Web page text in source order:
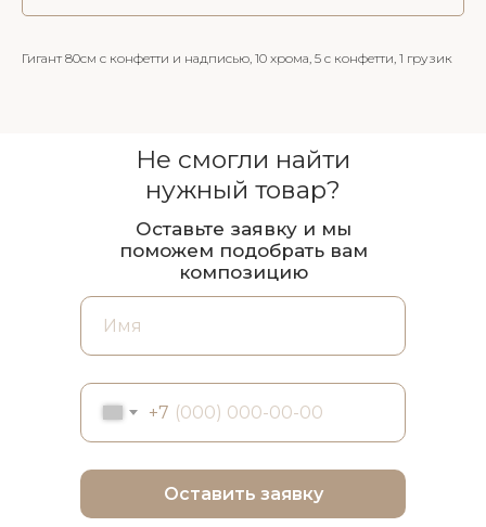
Гигант 80см с конфетти и надписью, 10 хрома, 5 с конфетти, 1 грузик
+7
Оставить заявку
Не смогли найти
нужный товар?
Оставьте заявку и мы
поможем подобрать вам
композицию